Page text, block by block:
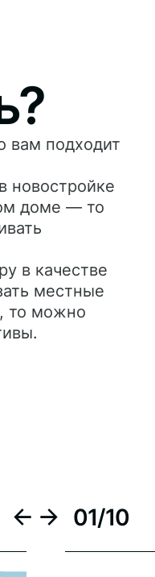
вам подходит
новостройке
доме — то
в качестве
местные
то можно
01/10